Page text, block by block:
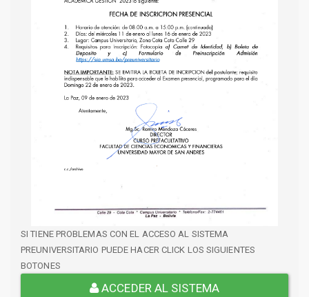
SI TIENE PROBLEMAS CON EL ACCESO AL SISTEMA
PREUNIVERSITARIO PUEDE HACER CLICK LOS SIGUIENTES
BOTONES
ACCEDER AL SISTEMA